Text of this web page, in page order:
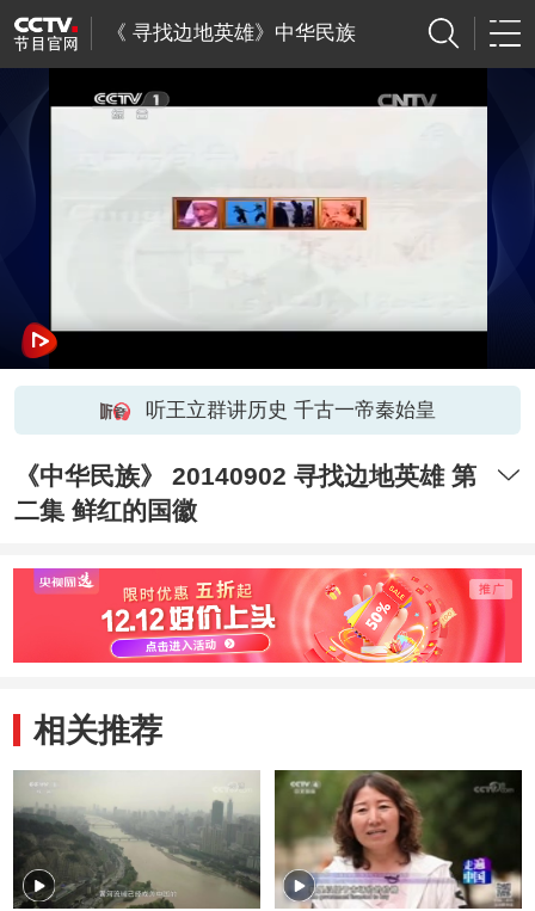
《 寻找边地英雄》中华民族
听王立群讲历史 千古一帝秦始皇
《中华民族》 20140902 寻找边地英雄 第
二集 鲜红的国徽
相关推荐